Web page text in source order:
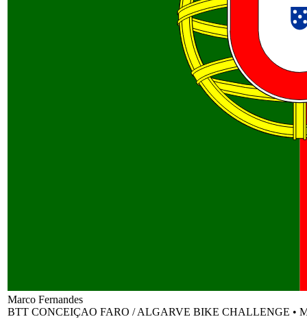
Marco Fernandes
BTT CONCEIÇAO FARO / ALGARVE BIKE CHALLENGE •